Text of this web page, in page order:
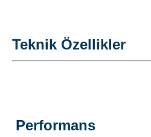
Teknik Özellikler
Performans